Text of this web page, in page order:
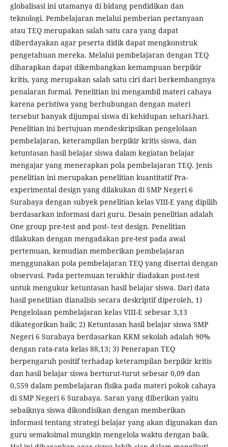
globalisasi ini utamanya di bidang pendidikan dan
teknologi. Pembelajaran melalui pemberian pertanyaan
atau TEQ merupakan salah satu cara yang dapat
diberdayakan agar peserta didik dapat mengkonstruk
pengetahuan mereka. Melalui pembelajaran dengan TEQ
diharapkan dapat dikembangkan kemampuan berpikir
kritis, yang merupakan salah satu ciri dari berkembangnya
penalaran formal. Penelitian ini mengambil materi cahaya
karena peristiwa yang berhubungan dengan materi
tersebut banyak dijumpai siswa di kehidupan sehari-hari.
Penelitian ini bertujuan mendeskripsikan pengelolaan
pembelajaran, keterampilan berpikir kritis siswa, dan
ketuntasan hasil belajar siswa dalam kegiatan belajar
mengajar yang menerapkan pola pembelajaran TEQ. Jenis
penelitian ini merupakan penelitian kuantitatif Pra-
experimental design yang dilakukan di SMP Negeri 6
Surabaya dengan subyek penelitian kelas VIII-E yang dipilih
berdasarkan informasi dari guru. Desain penelitian adalah
One group pre-test and post- test design. Penelitian
dilakukan dengan mengadakan pre-test pada awal
pertemuan, kemudian memberikan pembelajaran
menggunakan pola pembelajaran TEQ yang disertai dengan
observasi. Pada pertemuan terakhir diadakan post-test
untuk mengukur ketuntasan hasil belajar siswa. Dari data
hasil penelitian dianalisis secara deskriptif diperoleh, 1)
Pengelolaan pembelajaran kelas VIII-E sebesar 3,13
dikategorikan baik; 2) Ketuntasan hasil belajar siswa SMP
Negeri 6 Surabaya berdasarkan KKM sekolah adalah 90%
dengan rata-rata kelas 88,13; 3) Penerapan TEQ
berpengaruh positif terhadap keterampilan berpikir kritis
dan hasil belajar siswa berturut-turut sebesar 0,09 dan
0,559 dalam pembelajaran fisika pada materi pokok cahaya
di SMP Negeri 6 Surabaya. Saran yang diberikan yaitu
sebaiknya siswa dikondisikan dengan memberikan
informasi tentang strategi belajar yang akan digunakan dan
guru semaksimal mungkin mengelola waktu dengan baik.